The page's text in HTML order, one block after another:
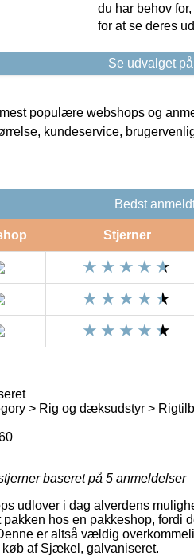
du har behov
for at se deres
Se udvalget
populære webshops og
kundeservice,
Bedst
Stjerner
> Rig og dæksudstyr >
baseret på 5 anmeldelser
udlover i dag alverdens
hos en pakkeshop, fordi
er altså vældig
køb af Sjækel, galvaniseret.